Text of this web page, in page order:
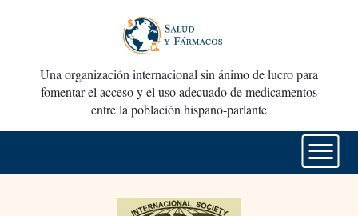
Una organización internacional sin ánimo de lucro para
fomentar el acceso y el uso adecuado de medicamentos
entre la población hispano-parlante